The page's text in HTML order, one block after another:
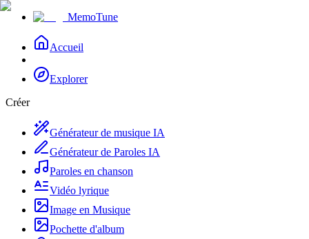
MemoTune
Accueil
Explorer
Créer
Générateur de musique IA
Générateur de Paroles IA
Paroles en chanson
Vidéo lyrique
Image en Musique
Pochette d'album